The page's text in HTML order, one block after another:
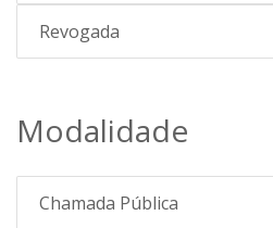
Revogada
Modalidade
Chamada Pública